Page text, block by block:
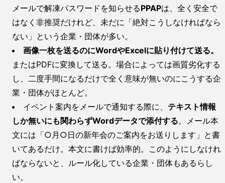
メールで解凍パスワードを知らせるPPAPは、全く安全で
はなく非推奨だけれど、未だに「絶対こうしなければなら
ない」という企業・団体が多い。
画像一枚を送るのにWordやExcelに貼り付けて送る。
またはPDFに変換して送る。場合によっては画質劣化する
し、二度手間になるだけで全く意味が無いのにこうする企
業・団体がほとんど。
イベント案内をメールで通知する際に、 テキスト情報
しか無いにも関わらずWordデータで添付する。メール本
文には「○月○日の新年会のご案内をお送りします」と書
いてあるだけ。本文に書けば効率的。このようにしなけれ
ばならないと、ルール化している企業・団体もあるらし
い。